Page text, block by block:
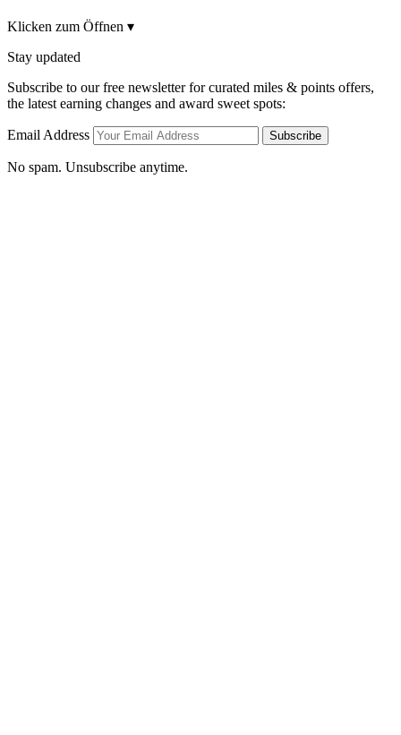
Klicken zum Öffnen ▾
Stay updated
Subscribe to our free newsletter for curated miles & points offers,
the latest earning changes and award sweet spots:
Email Address Subscribe
No spam. Unsubscribe anytime.